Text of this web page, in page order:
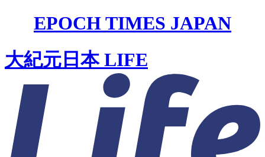
EPOCH TIMES JAPAN
大紀元日本 LIFE